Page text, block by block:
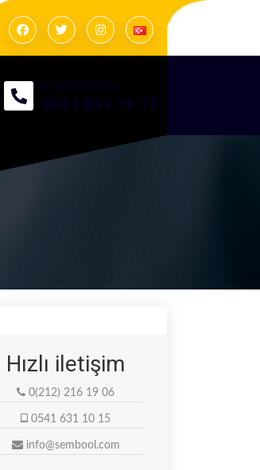
Müşteri Destek
0541 631 10 15
Hızlı iletişim
0(212) 216 19 06
0541 631 10 15
info@sembool.com